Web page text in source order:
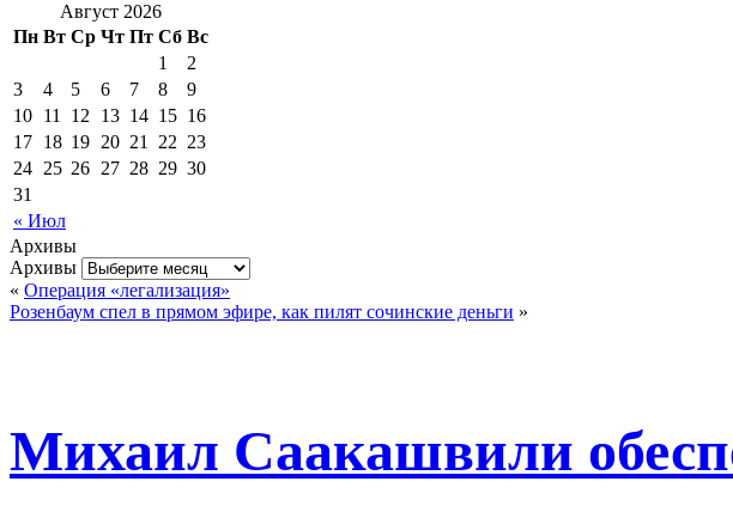
Август 2026
Пн Вт Ср Чт Пт Сб Вс
« Июл
1
2
3
4 5 6 7 8
9
10 11 12 13 14 15 16
17 18 19 20 21 22 23
24 25 26 27 28 29 30
31
Архивы
Архивы
« Операция «легализация»
Розенбаум спел в прямом эфире, как пилят сочинские деньги »
Михаил Саакашвили